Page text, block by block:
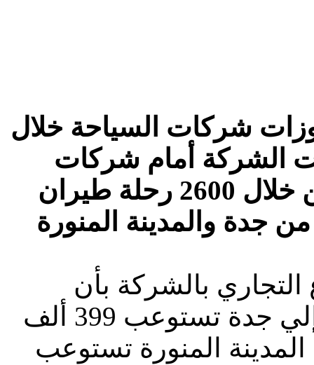
شركات السياحة خلال
الشركة أمام شركات
السياحة حوالي 507 آلاف مقعد من خلال 2600 رحلة طيران
بالشركة بأن
الشركة قررت تنظيم 2127 رحلة إلي جدة تستوعب 399 ألف
473 رحلة إلي المدينة المنورة تستوعب